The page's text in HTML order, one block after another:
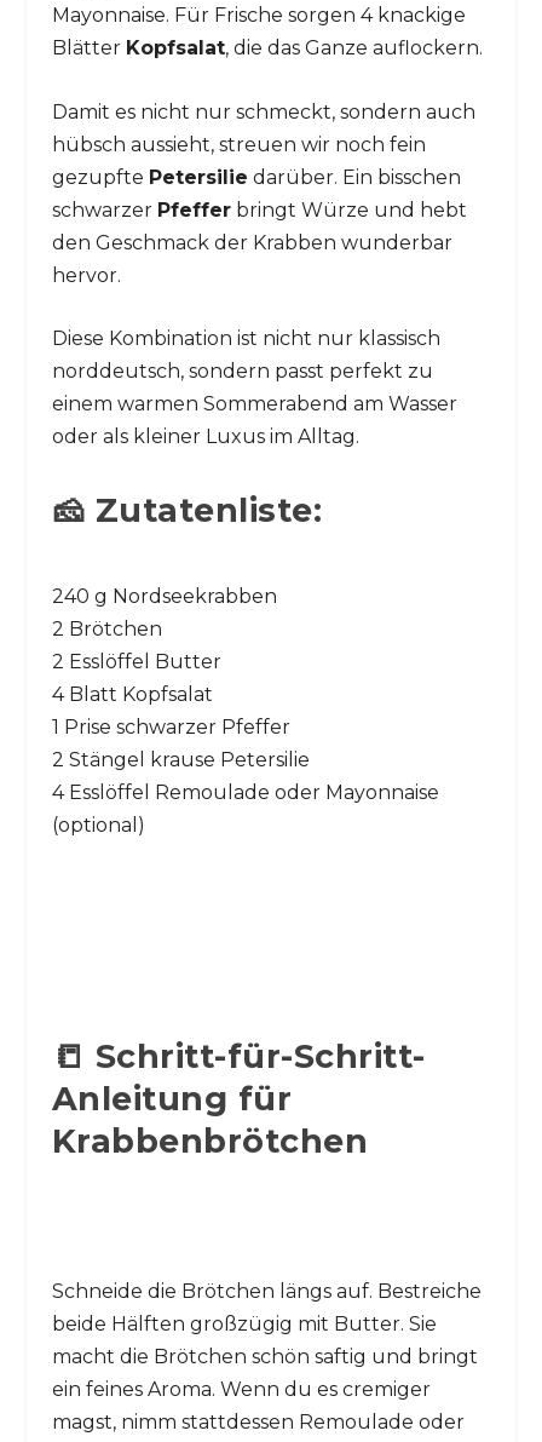
Mayonnaise. Für Frische sorgen 4 knackige
Blätter Kopfsalat, die das Ganze auflockern.
Damit es nicht nur schmeckt, sondern auch
hübsch aussieht, streuen wir noch fein
gezupfte Petersilie darüber. Ein bisschen
schwarzer Pfefferbringt Würze und hebt
den Geschmack der Krabben wunderbar
hervor.
Diese Kombination ist nicht nur klassisch
norddeutsch, sondern passt perfekt zu
einem warmen Sommerabend am Wasser
oder als kleiner Luxus im Alltag.
🧀 Zutatenliste:
240 g Nordseekrabben
2 Brötchen
2 Esslöffel Butter
4 Blatt Kopfsalat
1 Prise schwarzer Pfeffer
2 Stängel krause Petersilie
4 Esslöffel Remoulade oder Mayonnaise
(optional)
📒 Schritt-für-Schritt-
Anleitung für
Krabbenbrötchen
Schneide die Brötchen längs auf. Bestreiche
beide Hälften großzügig mit Butter. Sie
macht die Brötchen schön saftig und bringt
ein feines Aroma. Wenn du es cremiger
magst, nimm stattdessen Remoulade oder